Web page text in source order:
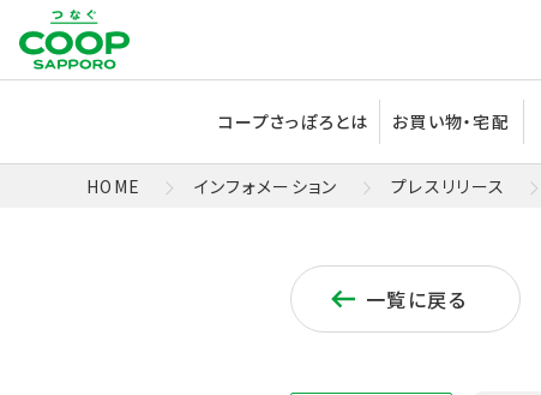
コープさっぽろとは お買い物・宅配
HOME インフォメーション プレスリリース
一覧に戻る